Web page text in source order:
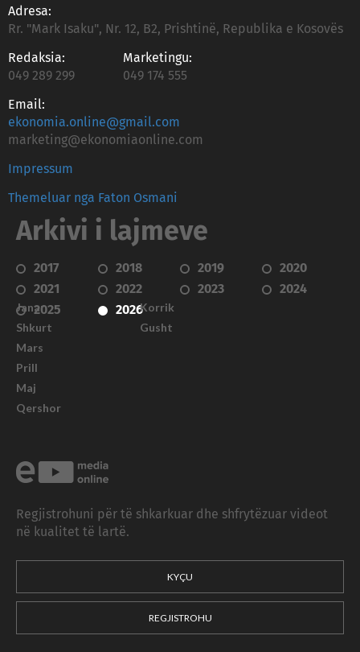
Adresa:
Rr. "Mark Isaku", Nr. 12, B2, Prishtinë, Republika e Kosovës
Redaksia:
049 289 299
Marketingu:
049 174 555
Email:
ekonomia.online@gmail.com
marketing@ekonomiaonline.com
Impressum
Themeluar nga Faton Osmani
Arkivi i lajmeve
2017 2018 2019
2020
2021
2022 2023
2024
2025
2026
Janar
Shkurt
Mars
Prill
Maj
Qershor
Korrik
Gusht
Regjistrohuni për të shkarkuar dhe shfrytëzuar videot
në kualitet të lartë.
KYÇU
REGJISTROHU